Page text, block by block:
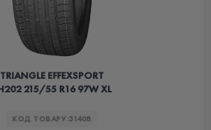
TRIANGLE EFFEXSPORT
215/55 R16 97W XL
КОД ТОВАРУ:31408